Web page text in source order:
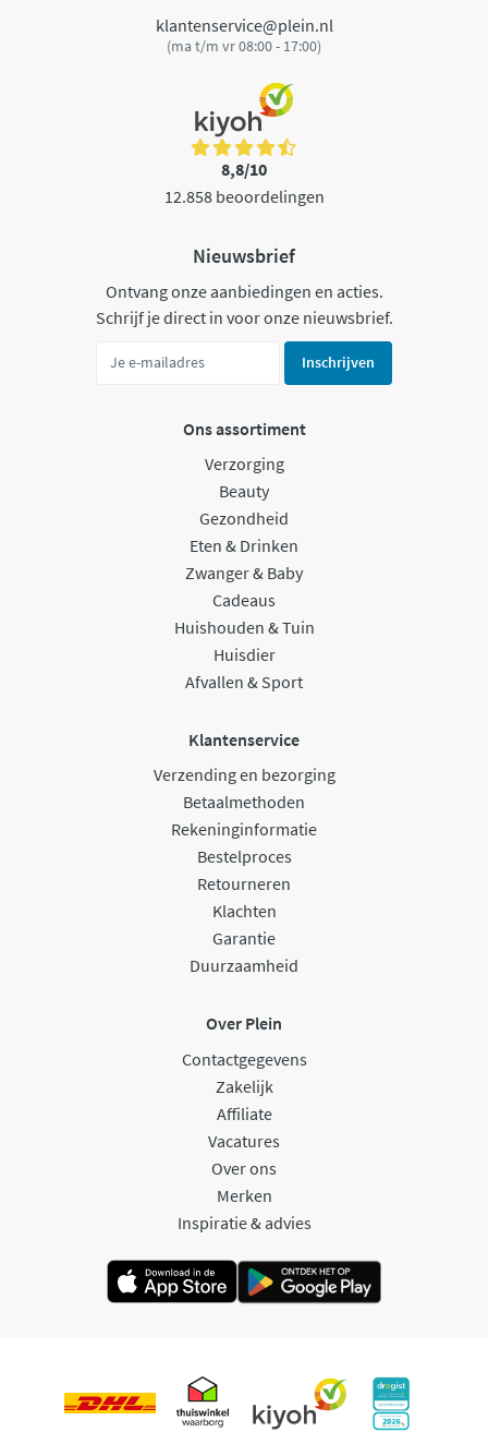
klantenservice@plein.nl
(ma t/m vr 08:00 - 17:00)
8,8/10
12.858 beoordelingen
Nieuwsbrief
Ontvang onze aanbiedingen en acties.
Schrijf je direct in voor onze nieuwsbrief.
Inschrijven
Ons assortiment
Verzorging
Beauty
Gezondheid
Eten & Drinken
Zwanger & Baby
Cadeaus
Huishouden & Tuin
Huisdier
Afvallen & Sport
Klantenservice
Verzending en bezorging
Betaalmethoden
Rekeninginformatie
Bestelproces
Retourneren
Klachten
Garantie
Duurzaamheid
Over Plein
Contactgegevens
Zakelijk
Affiliate
Vacatures
Over ons
Merken
Inspiratie & advies